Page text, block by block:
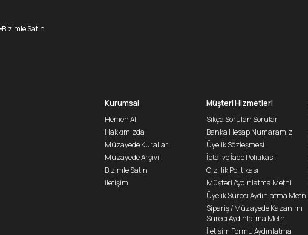
Bizimle Satın
Kurumsal
Hemen Al
Hakkımızda
Müzayede Kuralları
Müzayede Arşivi
Bizimle Satın
İletişim
Müşteri Hizmetleri
Sıkça Sorulan Sorular
Banka Hesap Numaramız
Üyelik Sözleşmesi
İptal ve İade Politikası
Gizlilik Politikası
Müşteri Aydınlatma Metni
Üyelik Süreci Aydınlatma Metni
Sipariş / Müzayede Kazanımı
Süreci Aydınlatma Metni
İletişim Formu Aydınlatma